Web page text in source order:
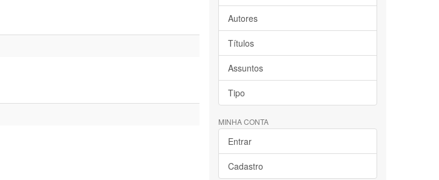
Autores
Títulos
Assuntos
Tipo
MINHA CONTA
Entrar
Cadastro